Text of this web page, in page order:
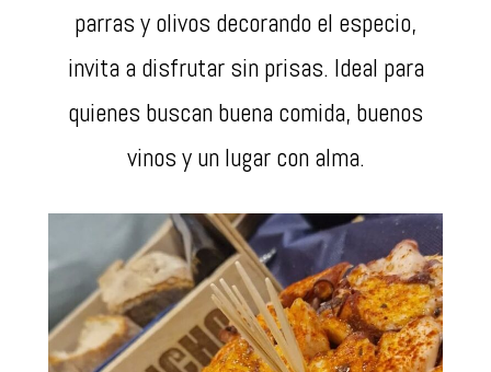
parras y olivos decorando el especio,
invita a disfrutar sin prisas. Ideal para
quienes buscan buena comida, buenos
vinos y un lugar con alma.